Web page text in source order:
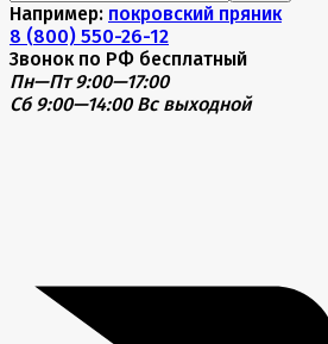
Например: покровский пряник
8 (800) 550-26-12
Звонок по РФ бесплатный
Пн—Пт 9:00—17:00
Сб 9:00—14:00 Вс выходной